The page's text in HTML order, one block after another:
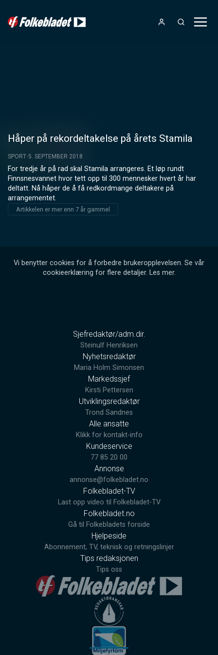
Håper på rekordeltakelse på årets Stamila
SPORT 5. SEPTEMBER 2018
For tredje år på rad skal Stamila arrangeres. Et løp rundt
Finnsnesvannet hvor tett opp til 300 mennesker hvert år har
deltatt. Nå håper de å få redkordmange deltakere på
arrangementet.
Artikkelen er mer enn 7 år gammel
Vi benytter cookies for å forbedre brukeropplevelsen. Se vår
cookieerklæring for flere detaljer. Les mer.
Sjefredaktør/adm.dir.
Steinulf Henriksen
Nyhetsredaktør
Maria Holm Simonsen
Markedssjef
Kirsti Pettersen
Utviklingsredaktør
Trond Sandnes
Alle ansatte
Klikk for kontakt-info
Kundeservice
77 85 20 00
Annonse
annonse@folkebladet.no
Folkebladet-TV
Last opp video til Folkebladet-TV
Folkebladet.no
Gå til Folkebladets forside
Hjelpeside
Abonnement, TV, teknisk og retningslinjer
Tips redaksjonen
Tips oss